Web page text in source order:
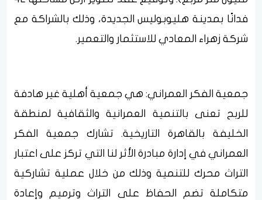
فدانًا بمدينة هليوبوليس الجديدة، وذلك بالشراكة مع
شركة زهراء المعادي للاستثمار والتعمير.
جمعية الفكر العمراني: هي جمعية أهلية غير هادفة
للربح تعنى بالتنمية العمرانية والثقافية لمنطقة
الخليفة بالقاهرة التاريخية. تشارك جمعية الفكر
العمراني في إدارة مبادرة الأثر لنا التي تركز على اعتبار
التراث محرك للتنمية وذلك من خلال عملية تشاركية
متكاملة تضم الحفاظ على التراث وترميم وإعادة